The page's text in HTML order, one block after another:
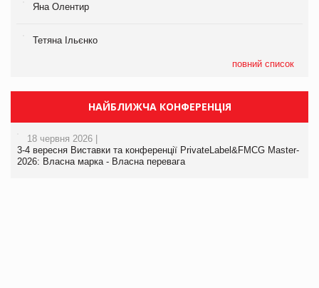
Яна Олентир
Тетяна Ільєнко
повний список
НАЙБЛИЖЧА КОНФЕРЕНЦІЯ
18 червня 2026 |
3-4 вересня Виставки та конференції PrivateLabel&FMCG Master-
2026: Власна марка - Власна перевага